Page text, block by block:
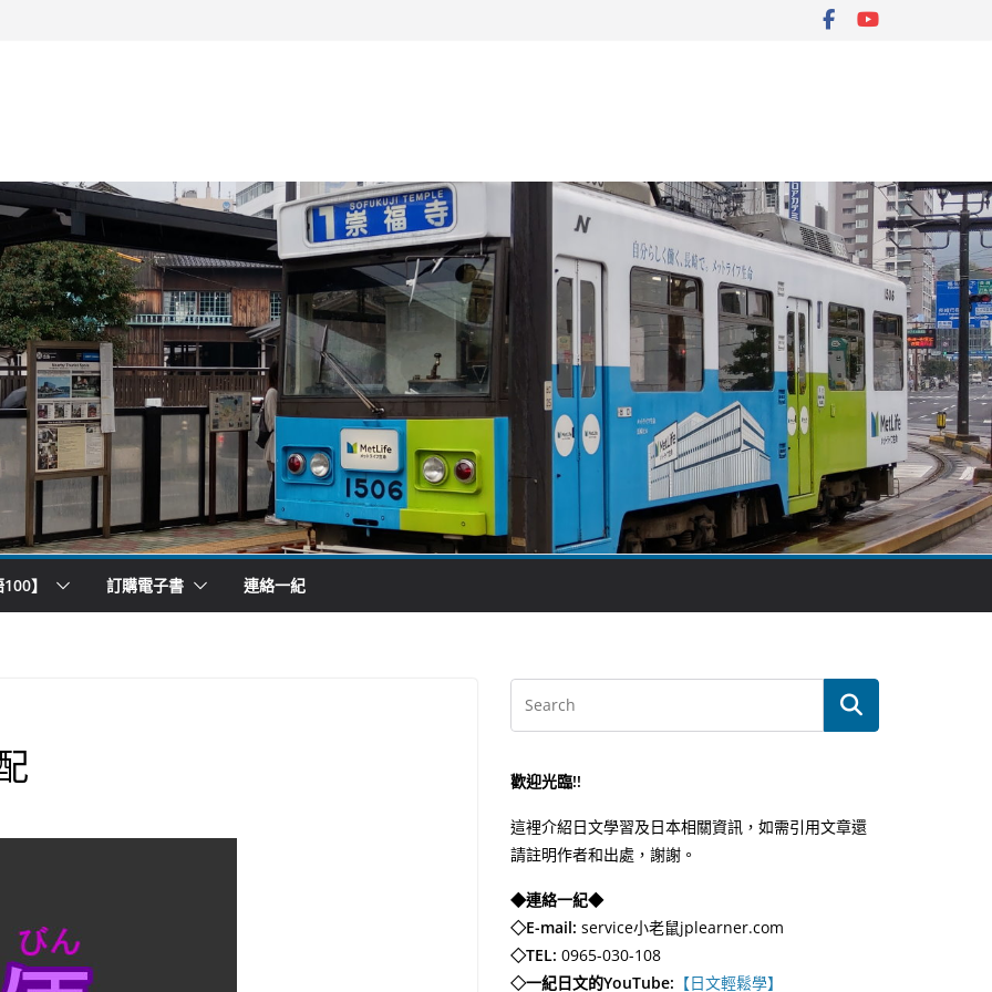
】 訂購電子書 連絡一紀
歡迎光臨!!
這裡介紹日文學習及日本相關資訊，如需引用文章還
請註明作者和出處，謝謝。
◆連絡一紀◆
◇E-mail: service小老鼠jplearner.com
◇TEL: 0965-030-108
◇一紀日文的YouTube: 【日文輕鬆學】